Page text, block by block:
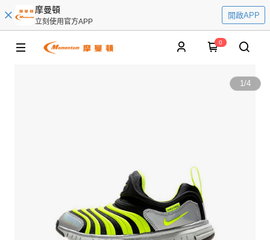
摩曼頓
立刻使用官方APP
開啟APP
0
1/4